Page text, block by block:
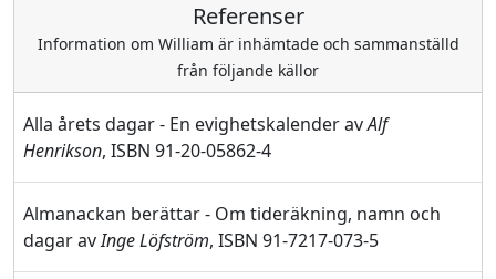
Referenser
Information om William är inhämtade och sammanställd
från följande källor
Alla årets dagar - En evighetskalender avAlf
Henrikson, ISBN 91-20-05862-4
Almanackan berättar - Om tideräkning, namn och
dagar avInge Löfström, ISBN 91-7217-073-5